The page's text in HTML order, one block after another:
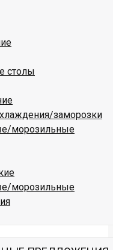
столы
заморозки
морозильные
морозильные